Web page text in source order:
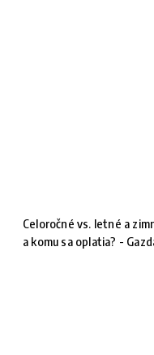
Celoročné vs. letné a
a komu sa oplatia? -